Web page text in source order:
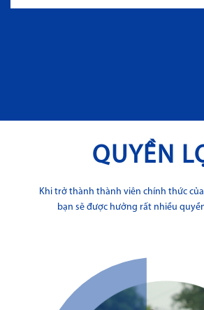
QUYỀN
Khi trở thành thành viên chính thức của
bạn sẽ được hưởng rất nhiều